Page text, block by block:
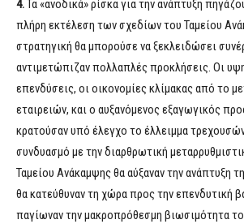
4.Τα «ανοδικά» ρίσκα για την ανάπτυξη
πλήρη εκτέλεση των σχεδίων του Ταμείου
στρατηγική θα μπορούσε να ξεκλειδώσει
αντιμετώπιζαν πολλαπλές προκλήσεις. Οι
επενδύσεις, οι οικονομίες κλίμακας από το
εταιρειών, και ο αυξανόμενος εξαγωγικός
κρατούσαν υπό έλεγχο το έλλειμμα
συνδυασμό με την διαρθρωτική
Ταμείου Ανάκαμψης θα αύξαναν την ανάπτυξη
θα κατεύθυναν τη χώρα προς την επενδυτική
παγίωναν την μακροπρόθεσμη βιωσιμότητα